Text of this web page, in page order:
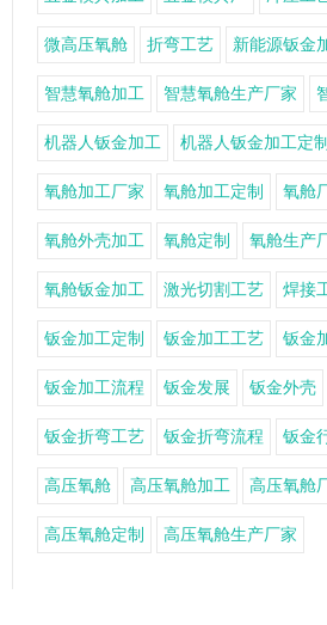
微高压氧舱 折弯工艺 新能源钣金
智慧氧舱加工 智慧氧舱生产厂家
机器人钣金加工 机器人钣金加工定制
氧舱加工厂家 氧舱加工定制 氧舱
氧舱外壳加工 氧舱定制 氧舱生产
氧舱钣金加工 激光切割工艺 焊接
钣金加工定制 钣金加工工艺 钣金
钣金加工流程 钣金发展 钣金外壳
钣金折弯工艺 钣金折弯流程 钣金
高压氧舱 高压氧舱加工 高压氧舱
高压氧舱定制 高压氧舱生产厂家